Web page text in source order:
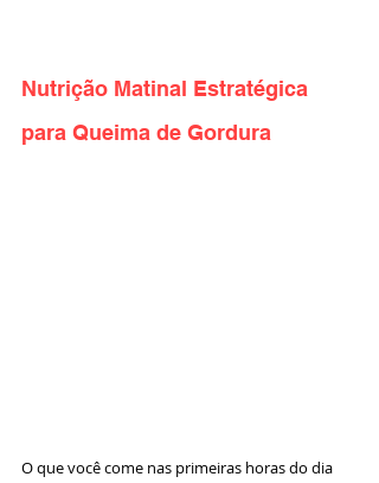
Nutrição Matinal Estratégica
para Queima de Gordura
O que você come nas primeiras horas do dia